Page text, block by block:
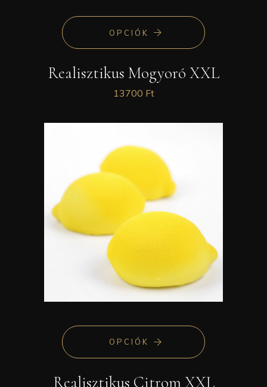
OPCIÓK
Realisztikus Mogyoró XXL
13700 Ft
OPCIÓK
Realisztikus Citrom XXL